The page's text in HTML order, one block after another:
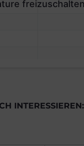
INTERESSIEREN: